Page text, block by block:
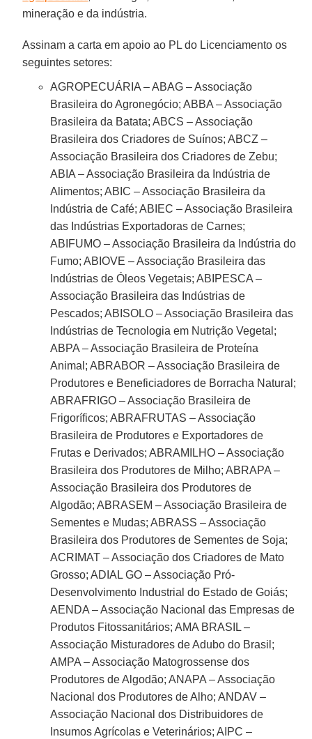
mineração e da indústria.
Assinam a carta em apoio ao PL do Licenciamento os
seguintes setores:
AGROPECUÁRIA – ABAG – Associação
Brasileira do Agronegócio; ABBA – Associação
Brasileira da Batata; ABCS – Associação
Brasileira dos Criadores de Suínos; ABCZ –
Associação Brasileira dos Criadores de Zebu;
ABIA – Associação Brasileira da Indústria de
Alimentos; ABIC – Associação Brasileira da
Indústria de Café; ABIEC – Associação Brasileira
das Indústrias Exportadoras de Carnes;
ABIFUMO – Associação Brasileira da Indústria do
Fumo; ABIOVE – Associação Brasileira das
Indústrias de Óleos Vegetais; ABIPESCA –
Associação Brasileira das Indústrias de
Pescados; ABISOLO – Associação Brasileira das
Indústrias de Tecnologia em Nutrição Vegetal;
ABPA – Associação Brasileira de Proteína
Animal; ABRABOR – Associação Brasileira de
Produtores e Beneficiadores de Borracha Natural;
ABRAFRIGO – Associação Brasileira de
Frigoríficos; ABRAFRUTAS – Associação
Brasileira de Produtores e Exportadores de
Frutas e Derivados; ABRAMILHO – Associação
Brasileira dos Produtores de Milho; ABRAPA –
Associação Brasileira dos Produtores de
Algodão; ABRASEM – Associação Brasileira de
Sementes e Mudas; ABRASS – Associação
Brasileira dos Produtores de Sementes de Soja;
ACRIMAT – Associação dos Criadores de Mato
Grosso; ADIAL GO – Associação Pró-
Desenvolvimento Industrial do Estado de Goiás;
AENDA – Associação Nacional das Empresas de
Produtos Fitossanitários; AMA BRASIL –
Associação Misturadores de Adubo do Brasil;
AMPA – Associação Matogrossense dos
Produtores de Algodão; ANAPA – Associação
Nacional dos Produtores de Alho; ANDAV –
Associação Nacional dos Distribuidores de
Insumos Agrícolas e Veterinários; AIPC –